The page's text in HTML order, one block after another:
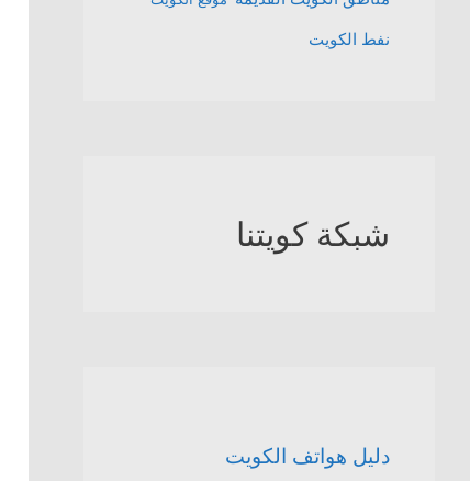
نفط الكويت
شبكة كويتنا
دليل هواتف الكويت